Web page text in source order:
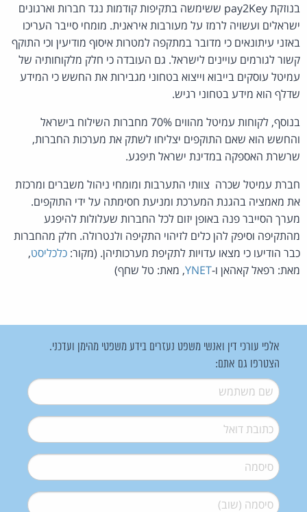
בנוזקת pay2Key ששימשה בתקיפות קודמות נגד חברות וארגונים
ישראלים ועשויה לרמז על מעורבות איראנית. מומחי סייבר העריכו
באזני עיתונאים כי מדובר במתקפה למטרות איסוף מודיעין וכי התוקף
קשור לגורמים עויינים לישראל. גם העובדה כי חלק מלקוחותיה של
עמיטל עוסקים בייבוא וייצוא בטחוני מגבירות את החשש כי המידע
שדלף הוא מידע בטחוני רגיש.
בנוסף, לקוחות עמיטל מהווים 70% מחברות השילוח בישראל
והחשש הוא שאם התוקפים יצליחו לשתק את מערכות החברות,
שרשרת האספקה במדינת ישראל תיפגע.
חברת עמיטל שכרה צוותי התערבות ומומחי ניהול משברים ומרכזת
את מאמציה בהגנת המערכת ומניעת חסימתה על ידי התוקפים.
מערך הסייבר פנה באופן יזום לכל החברות שעלולות להיפגע
מהתקיפה וסיפק להן כלים לזיהוי התקיפה ולנטרולה. חלק מהחברות
כבר הודיעו כי מצאו עדויות לתקיפת מערכותיהן. (מקור: כלכליסט,
מאת: רפאל קאהאן ו-YNET, מאת: טל שחף)
אלפי עורכי דין ואנשי משפט נעזרים בידע משפטי מהימן ועדכני.
הצטרפו גם אתם:
שם משתמש*
דואל*
סיסמה*
סיסמה (שוב)*